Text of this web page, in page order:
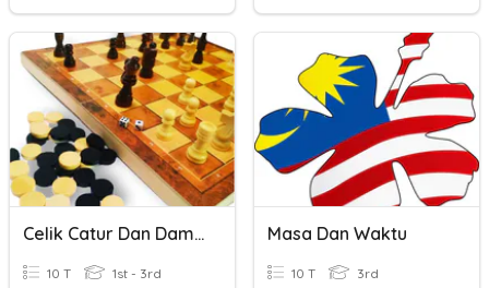
Celik Catur Dan Dam Haji
10 T 1st - 3rd
Masa Dan Waktu
10 T 3rd